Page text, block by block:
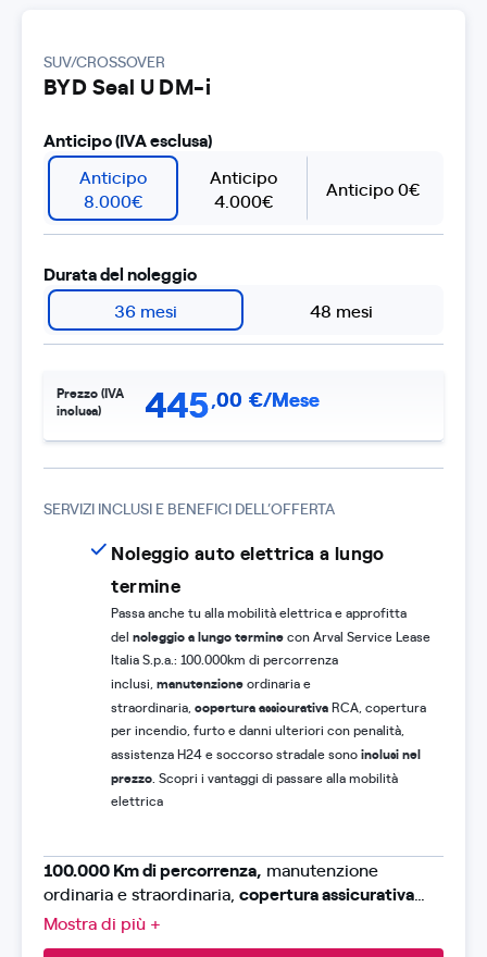
SUV/CROSSOVER
BYD Seal U DM-i
Anticipo (IVA esclusa)
Anticipo
8.000€
Anticipo
4.000€
Anticipo 0€
Durata del noleggio
36 mesi
48 mesi
Prezzo (IVA
inclusa)
445,00 €/Mese
SERVIZI INCLUSI E BENEFICI DELL’OFFERTA
Noleggio auto elettrica a lungo
termine
Passa anche tu alla mobilità elettrica e approfitta
delnoleggio a lungo terminecon Arval Service Lease
Italia S.p.a.: 100.000km di percorrenza
inclusi,manutenzioneordinaria e
straordinaria,copertura assicurativaRCA, copertura
per incendio, furto e danni ulteriori con penalità,
assistenza H24 e soccorso stradale sonoinclusi nel
prezzo . Scopri i vantaggi di passare alla mobilità
elettrica
100.000 Km di percorrenza, manutenzione
ordinaria e straordinaria, copertura assicurativa
RCA, furto, incendio e danni ulteriori con penalità,
assistenza H24 e soccorso stradale.
Mostra di più +